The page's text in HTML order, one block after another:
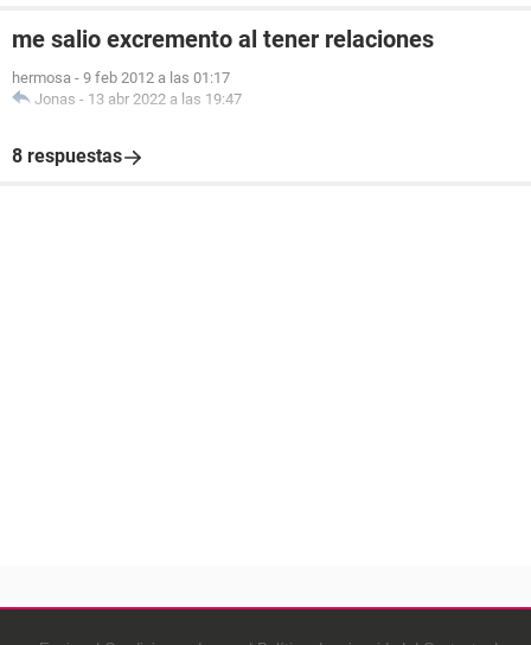
me salio excremento al tener relaciones
hermosa - 9 feb 2012 a las 01:17
Jonas - 13 abr 2022 a las 19:47
8 respuestas